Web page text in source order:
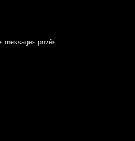
messages privés